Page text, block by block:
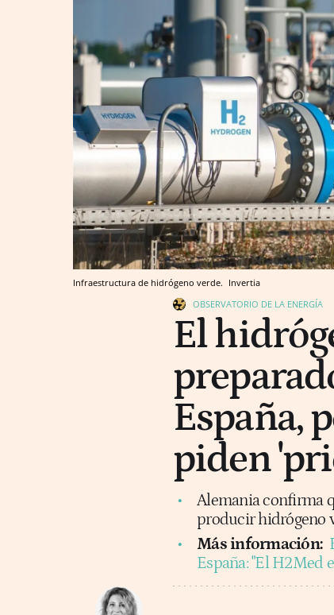
Infraestructura de hidrógeno verde. Invertia
OBSERVATORIO DE LA ENERGÍA
El
España,
piden
Alemania confirma
producir hidrógeno
Más información:
España: "El H2Med